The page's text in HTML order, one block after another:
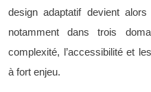
design adaptatif devient
notamment dans trois
complexité, l’accessibilité et
à fort enjeu.